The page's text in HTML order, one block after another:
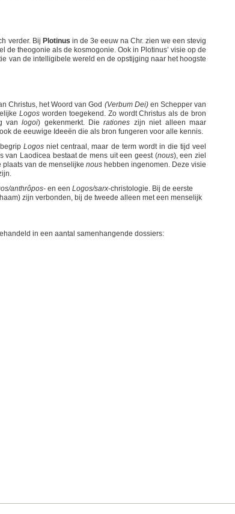
verder. Bij Plotinus in de 3e eeuw na Chr. zien we een stevig
de theogonie als de kosmogonie. Ook in Plotinus’ visie op de
van de intelligibele wereld en de opstijging naar het hoogste
Christus, het Woord van God (Verbum Dei)en Schepper van
Logos worden toegekend. Zo wordt Christus als de bron
vanlogoi) gekenmerkt. Dierationes zijn niet alleen maar
de eeuwige Ideeën die als bron fungeren voor alle kennis.
begripLogos niet centraal, maar de term wordt in die tijd veel
van Laodicea bestaat de mens uit een geest (nous), een ziel
van de menselijke noushebben ingenomen. Deze visie
anthrôpos- en een Logos/sarx-christologie. Bij de eerste
zijn verbonden, bij de tweede alleen met een menselijk
in een aantal samenhangende dossiers: